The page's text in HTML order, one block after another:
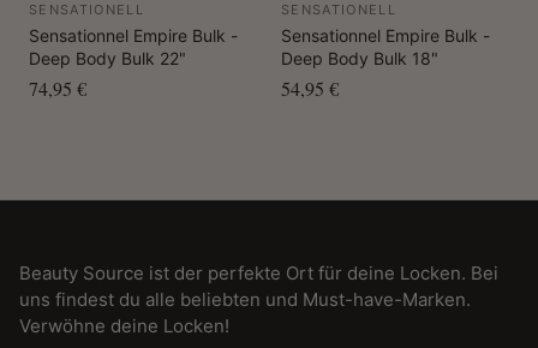
SENSATIONELL
Sensationnel Empire Bulk -
Deep Body Bulk 22"
74,95 €
SENSATIONELL
Sensationnel Empire Bulk -
Deep Body Bulk 18"
54,95 €
Beauty Source ist der perfekte Ort für deine Locken. Bei
uns findest du alle beliebten und Must-have-Marken.
Verwöhne deine Locken!